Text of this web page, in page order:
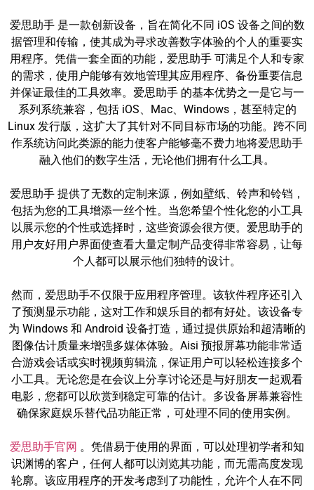
爱思助手 是一款创新设备，旨在简化不同 iOS 设备之间的数
据管理和传输，使其成为寻求改善数字体验的个人的重要实
用程序。凭借一套全面的功能，爱思助手 可满足个人和专家
的需求，使用户能够有效地管理其应用程序、备份重要信息
并保证最佳的工具效率。爱思助手 的基本优势之一是它与一
系列系统兼容，包括 iOS、Mac、Windows，甚至特定的
Linux 发行版，这扩大了其针对不同目标市场的功能。跨不同
作系统访问此类源的能力使客户能够毫不费力地将爱思助手
融入他们的数字生活，无论他们拥有什么工具。
爱思助手 提供了无数的定制来源，例如壁纸、铃声和铃铛，
包括为您的工具增添一丝个性。当您希望个性化您的小工具
以展示您的个性或选择时，这些资源会很方便。爱思助手的
用户友好用户界面使查看大量定制产品变得非常容易，让每
个人都可以展示他们独特的设计。
然而，爱思助手不仅限于应用程序管理。该软件程序还引入
了预测显示功能，这对工作和娱乐目的都有好处。该设备专
为 Windows 和 Android 设备打造，通过提供原始和超清晰的
图像估计质量来增强多媒体体验。Aisi 预报屏幕功能非常适
合游戏会话或实时视频剪辑流，保证用户可以轻松连接多个
小工具。无论您是在会议上分享讨论还是与好朋友一起观看
电影，您都可以欣赏到稳定可靠的估计。多设备屏幕兼容性
确保家庭娱乐替代品功能正常，可处理不同的使用实例。
爱思助手官网 。凭借易于使用的界面，可以处理初学者和知
识渊博的客户，任何人都可以浏览其功能，而无需高度发现
轮廓。该应用程序的开发考虑到了功能性，允许个人在不同